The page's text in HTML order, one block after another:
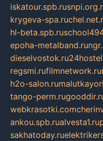
iskatour.spb.ru
krygeva-spa.ru
hl-beta.spb.ru
epoha-metalband.ru
dieselvostok.ru
regsmi.rufilmnetwork.ru
h2o-salon.ru
tango-perm.ru
webkrasotki.com
ankou.spb.rualvesta1.ru
sakhatoday.ru